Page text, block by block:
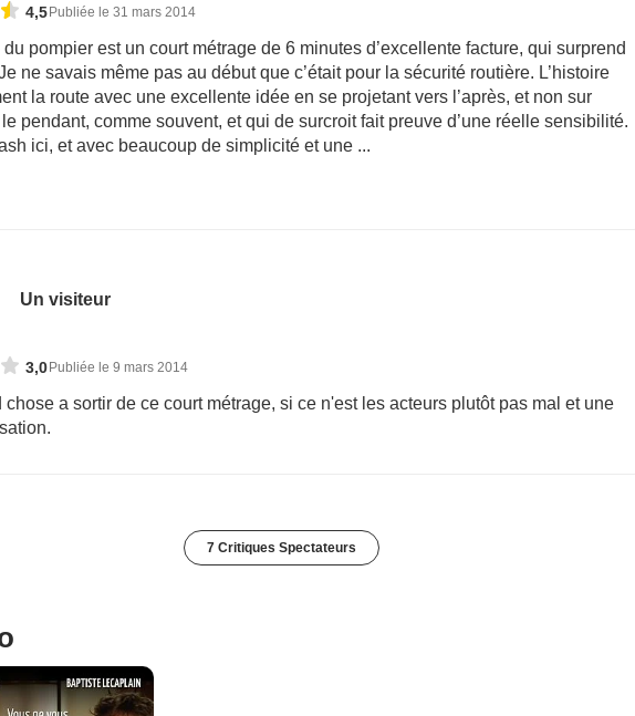
4,5 Publiée le 31 mars 2014
du pompier est un court métrage de 6 minutes d’excellente facture, qui surprend
ne savais même pas au début que c’était pour la sécurité routière. L’histoire
la route avec une excellente idée en se projetant vers l’après, et non sur
le pendant, comme souvent, et qui de surcroit fait preuve d’une réelle sensibilité.
ici, et avec beaucoup de simplicité et une ...
Un visiteur
3,0 Publiée le 9 mars 2014
chose a sortir de ce court métrage, si ce n'est les acteurs plutôt pas mal et une
7 Critiques Spectateurs